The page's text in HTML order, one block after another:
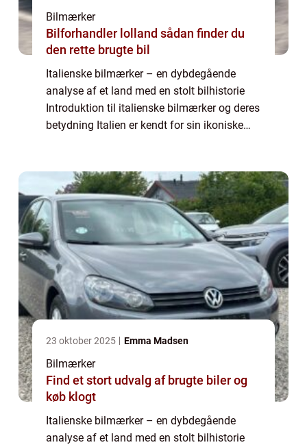
Bilmærker
Bilforhandler lolland sådan finder du
den rette brugte bil
Italienske bilmærker – en dybdegående
analyse af et land med en stolt bilhistorie
Introduktion til italienske bilmærker og deres
betydning Italien er kendt for sin ikoniske
23 oktober 2025 Emma Madsen
Bilmærker
Find et stort udvalg af brugte biler og
køb klogt
Italienske bilmærker – en dybdegående
analyse af et land med en stolt bilhistorie